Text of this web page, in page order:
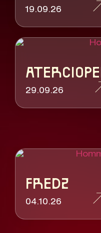
19.09.26
29.09.26
FREDZ
04.10.26